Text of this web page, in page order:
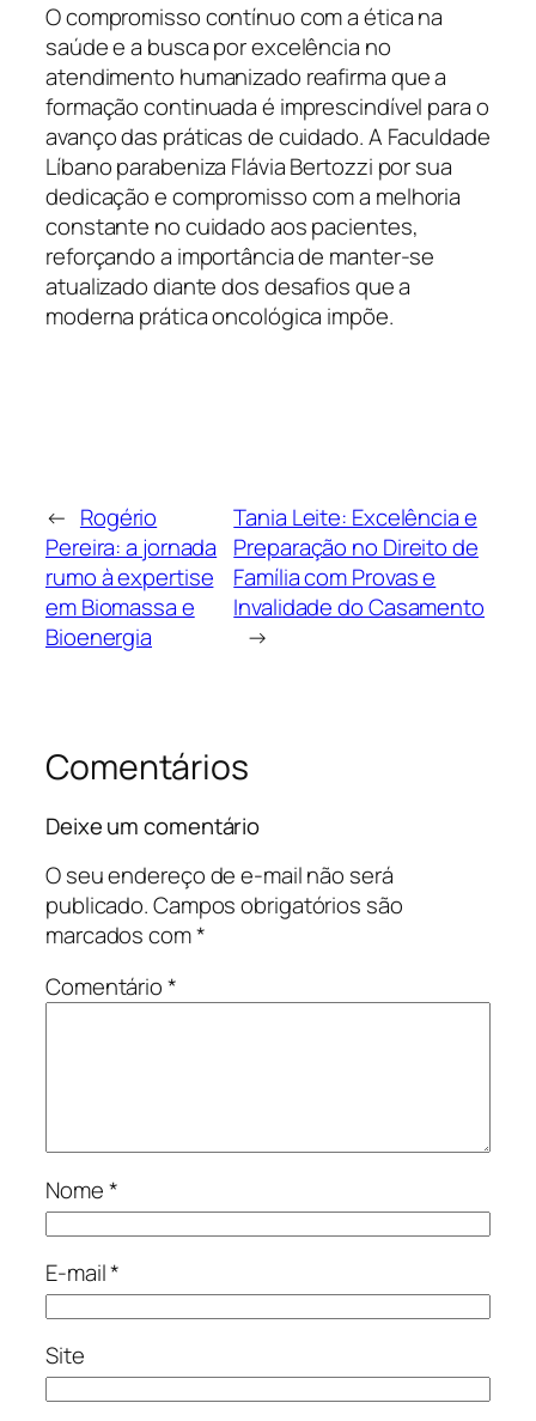
O compromisso contínuo com a ética na
saúde e a busca por excelência no
atendimento humanizado reafirma que a
formação continuada é imprescindível para o
avanço das práticas de cuidado. A Faculdade
Líbano parabeniza Flávia Bertozzi por sua
dedicação e compromisso com a melhoria
constante no cuidado aos pacientes,
reforçando a importância de manter-se
atualizado diante dos desafios que a
moderna prática oncológica impõe.
← Rogério
Pereira: a jornada
rumo à expertise
em Biomassa e
Bioenergia
Tania Leite: Excelência e
Preparação no Direito de
Família com Provas e
Invalidade do Casamento
→
Comentários
Deixe um comentário
O seu endereço de e-mail não será
publicado.Campos obrigatórios são
marcados com*
Comentário*
Nome*
E-mail*
Site